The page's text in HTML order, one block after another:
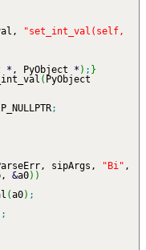
"set_int_val(self,
* , PyObject * ) ; }
( PyObject
;
sipArgs, "Bi" ,
&a0) )
(a0) ;
;